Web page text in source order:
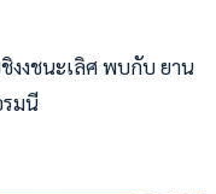
งงชนะเลิศ พบกับ ยาน
รมนี